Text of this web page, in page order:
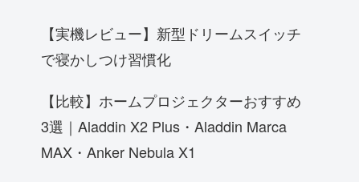
【実機レビュー】新型ドリームスイッチ
で寝かしつけ習慣化
【比較】ホームプロジェクターおすすめ
3選｜Aladdin X2 Plus・Aladdin Marca
MAX・Anker Nebula X1